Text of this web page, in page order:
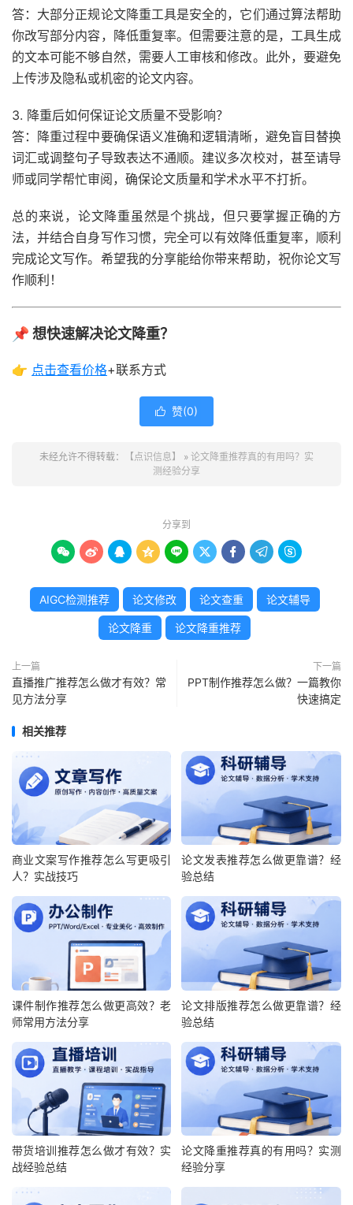
答：大部分正规论文降重工具是安全的，它们通过算法帮助
你改写部分内容，降低重复率。但需要注意的是，工具生成
的文本可能不够自然，需要人工审核和修改。此外，要避免
上传涉及隐私或机密的论文内容。
3. 降重后如何保证论文质量不受影响？
答：降重过程中要确保语义准确和逻辑清晰，避免盲目替换
词汇或调整句子导致表达不通顺。建议多次校对，甚至请导
师或同学帮忙审阅，确保论文质量和学术水平不打折。
总的来说，论文降重虽然是个挑战，但只要掌握正确的方
法，并结合自身写作习惯，完全可以有效降低重复率，顺利
完成论文写作。希望我的分享能给你带来帮助，祝你论文写
作顺利！
📌 想快速解决论文降重？
👉 点击查看价格+联系方式
 赞(0)
未经允许不得转载： 【点识信息】 » 论文降重推荐真的有用吗？实
测经验分享
分享到
        
AIGC检测推荐 论文修改 论文查重 论文辅导
论文降重 论文降重推荐
上一篇
直播推广推荐怎么做才有效？常
见方法分享
下一篇
PPT制作推荐怎么做？一篇教你
快速搞定
相关推荐
商业文案写作推荐怎么写更吸引
人？实战技巧
论文发表推荐怎么做更靠谱？经
验总结
课件制作推荐怎么做更高效？老
师常用方法分享
论文排版推荐怎么做更靠谱？经
验总结
带货培训推荐怎么做才有效？实
战经验总结
论文降重推荐真的有用吗？实测
经验分享